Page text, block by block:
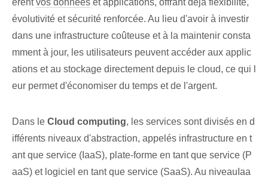
èrentvos données et applications, offrant ⁣déjà⁢ flexibilité,
évolutivité et sécurité renforcée. Au lieu d'avoir à investir
dans une infrastructure coûteuse et à la maintenir consta
mment à jour, les utilisateurs peuvent accéder aux applic
ations et au stockage directement depuis le cloud, ce qui l
eur permet d'économiser du temps et de l'argent.
Dans le Cloud computing, les services sont divisés en d
ifférents niveaux d'abstraction, appelés infrastructure en t
ant que service (IaaS), plate-forme en tant que service (P
aaS) et logiciel en tant que service (SaaS).⁤ Au niveau⁣Iaa